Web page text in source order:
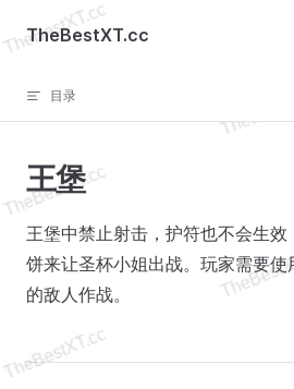
Skip to content
TheBestXT.cc
目录
王堡
王堡中禁止射击，护符也不会生
饼来让圣杯小姐出战。玩家需要使
的敌人作战。